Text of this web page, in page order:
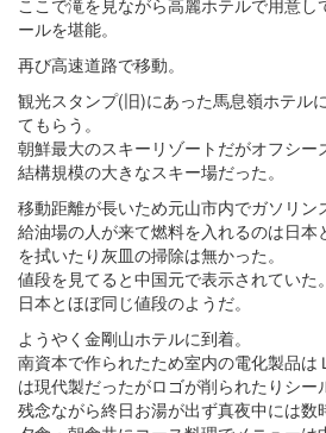
ールを堪能。
再び高速道路で移動。
観光スタンプ(旧)にあった馬息嶺ホテル
てもらう。
朝鮮最大のスキーリゾートだがオフシー
結構規模の大きなスキー場だった。
移動距離が長いため元山市内でガソリン
給油場の人が来て燃料を入れるのは日本
を拭いたり灰皿の掃除は無かった。
値段を見てると中国元で表示されていた。
日本とほぼ同じ値段のようだ。
ようやく金剛山ホテルに到着。
南資本で作られたため室内の電化製品は
は現代製だったがロゴが削られたりシー
残念ながら終日お湯が出ず真夜中には数